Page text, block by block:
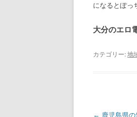
になるとぽっ
大分のエロ
カテゴリー:地
投
← 鹿児島県